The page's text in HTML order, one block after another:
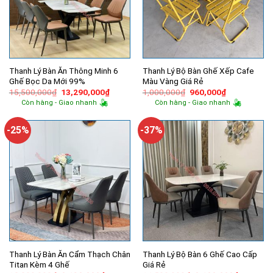
Thanh Lý Bàn Ăn Thông Minh 6
Ghế Bọc Da Mới 99%
15,500,000₫ Giá
gốc
là:
13,290,000₫Giá
hiện
13,290,000₫.
Còn hàng - Giao nhanh
Thanh Lý Bộ Bàn Ghế Xếp Cafe
Màu Vàng Giá Rẻ
1,000,000₫ Giá
gốc
là:
960,000₫Giá
hiện
tại
960,000₫.
Còn hàng - Giao nhanh
-25%
Thanh Lý Bàn Ăn Cẩm Thạch Chân
Titan Kèm 4 Ghế
-37%
Thanh Lý Bộ Bàn 6 Ghế Cao Cấp
Giá Rẻ